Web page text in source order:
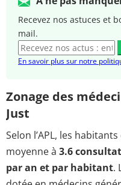
Recevez nos astuces et
mail.
En savoir plus sur notre
Zonage des
Just
Selon l’APL, les
moyenne à 3.6
par an et par habitant.